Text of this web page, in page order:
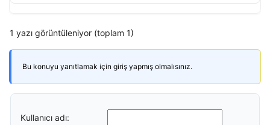
1 yazı görüntüleniyor (toplam 1)
Bu konuyu yanıtlamak için giriş yapmış olmalısınız.
Kullanıcı adı: